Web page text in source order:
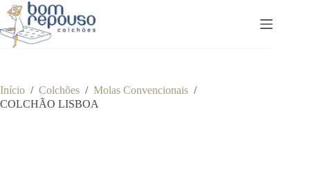
Pular
para
o
conteúdo
Início / Colchões / Molas Convencionais /
COLCHÃO LISBOA